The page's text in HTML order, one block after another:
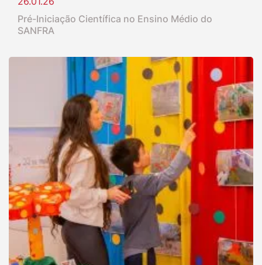
Pré-Iniciação Científica no Ensino Médio do
SANFRA